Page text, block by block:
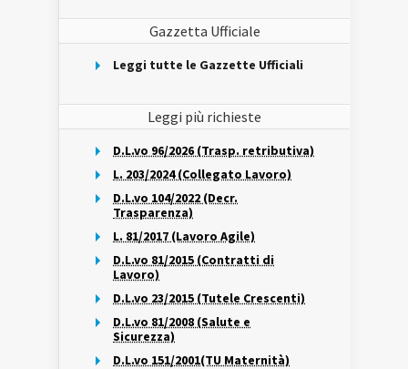
Gazzetta Ufficiale
Leggi tutte le Gazzette Ufficiali
Leggi più richieste
D.L.vo 96/2026 (Trasp. retributiva)
L. 203/2024 (Collegato Lavoro)
D.L.vo 104/2022 (Decr.
Trasparenza)
L. 81/2017 (Lavoro Agile)
D.L.vo 81/2015 (Contratti di
Lavoro)
D.L.vo 23/2015 (Tutele Crescenti)
D.L.vo 81/2008 (Salute e
Sicurezza)
D.L.vo 151/2001(TU Maternità)